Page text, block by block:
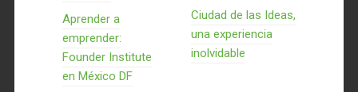
Aprender a
emprender:
Founder Institute
en México DF
Ciudad de las Ideas,
una experiencia
inolvidable